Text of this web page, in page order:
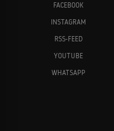
FACEBOOK
INSTAGRAM
RSS-FEED
YOUTUBE
WHATSAPP